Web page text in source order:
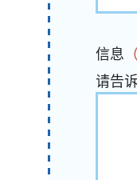
信息
请告